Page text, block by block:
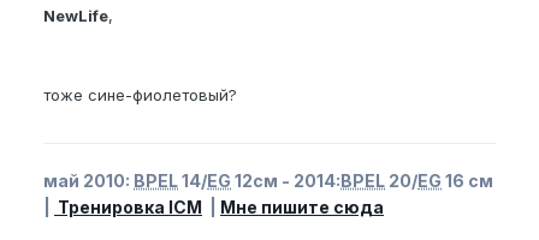
NewLife,
тоже сине-фиолетовый?
май 2010: BPEL14/EG 12см - 2014:BPEL 20/EG 16 см
Тренировка ICM Мне пишите сюда